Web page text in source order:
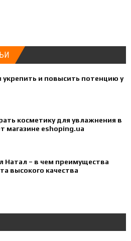
укрепить и повысить потенцию у
косметику для увлажнения в
магазине eshoping.ua
Натал – в чем преимущества
высокого качества